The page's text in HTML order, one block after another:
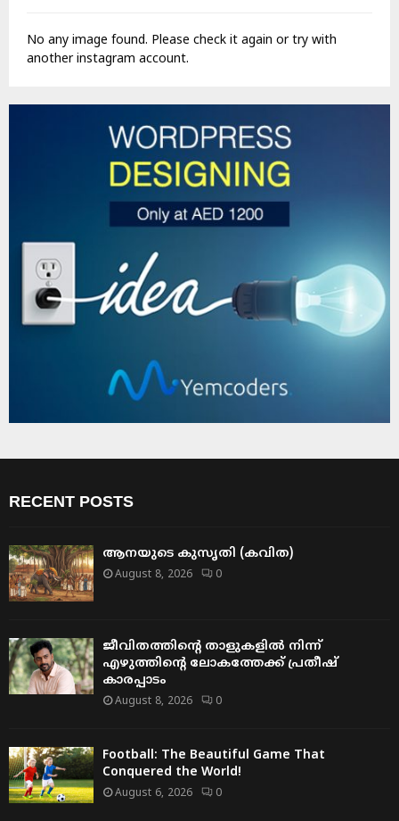
No any image found. Please check it again or try with
another instagram account.
RECENT POSTS
ആനയുടെ കുസൃതി (കവിത)
August 8, 2026 0
ജീവിതത്തിന്റെ താളുകളിൽ നിന്ന്
എഴുത്തിന്റെ ലോകത്തേക്ക് പ്രതീഷ്
കാരപ്പാടം
August 8, 2026 0
Football: The Beautiful Game That
Conquered the World!
August 6, 2026 0